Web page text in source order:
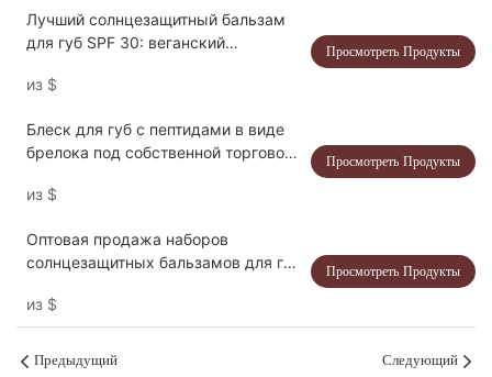
Лучший солнцезащитный бальзам
для губ SPF 30: веганский
фруктовым вкусом и
оптовой продажи и производства
под собственной торговой маркой |
из $
Просмотреть Продукты
Блеск для губ с пептидами в виде
брелока под собственной торговой
повседневной жизни
из $
Просмотреть Продукты
Оптовая продажа наборов
солнцезащитных бальзамов для губ
из $
Просмотреть Продукты
Предыдущий Следующий